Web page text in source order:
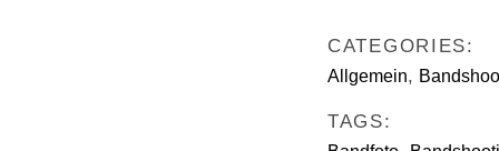
CATEGORIES:
Allgemein,
TAGS: